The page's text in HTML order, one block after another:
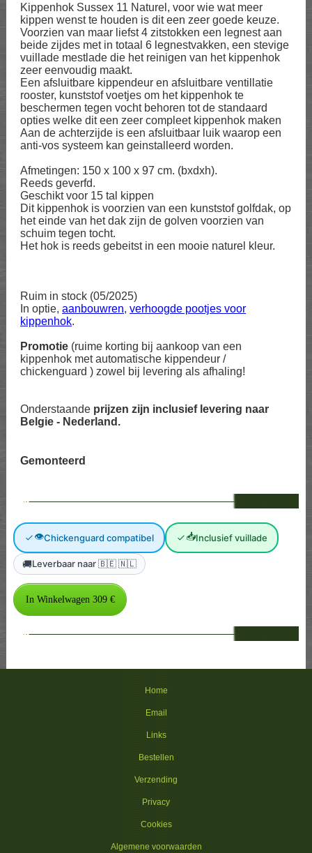
Kippenhok Sussex 11 Naturel, voor wie wat meer
kippen wenst te houden is dit een zeer goede keuze.
Voorzien van maar liefst 4 zitstokken een legnest aan
beide zijdes met in totaal 6 legnestvakken, een stevige
vuillade mestlade die het reinigen van het kippenhok
zeer eenvoudig maakt.
Een afsluitbare kippendeur en afsluitbare ventillatie
rooster, kunststof voetjes om het kippenhok te
beschermen tegen vocht behoren tot de standaard
opties welke dit een zeer compleet kippenhok maken
Aan de achterzijde is een afsluitbaar luik waarop een
anti-vos systeem kan geinstalleerd worden.
Afmetingen: 150 x 100 x 97 cm. (bxdxh).
Reeds geverfd.
Geschikt voor 15 tal kippen
Dit kippenhok is voorzien van een kunststof golfdak, op
het einde van het dak zijn de golven voorzien van
schuim tegen tocht.
Het hok is reeds gebeitst in een mooie naturel kleur.
Ruim in stock (05/2025)
In optie, aanbouwren, verhoogde pootjes voor
kippenhok.
Promotie (ruime korting bij aankoop van een
kippenhok met automatische kippendeur /
chickenguard ) zowel bij levering als afhaling!
Onderstaande prijzen zijn inclusief levering naar
Belgie - Nederland.
Gemonteerd
--
👁Chickenguard compatibel 📥Inclusief vuillade
🚚Leverbaar naar 🇧🇪 🇳🇱
--
Home
Email
Links
Bestellen
Verzending
Privacy
Cookies
Algemene voorwaarden